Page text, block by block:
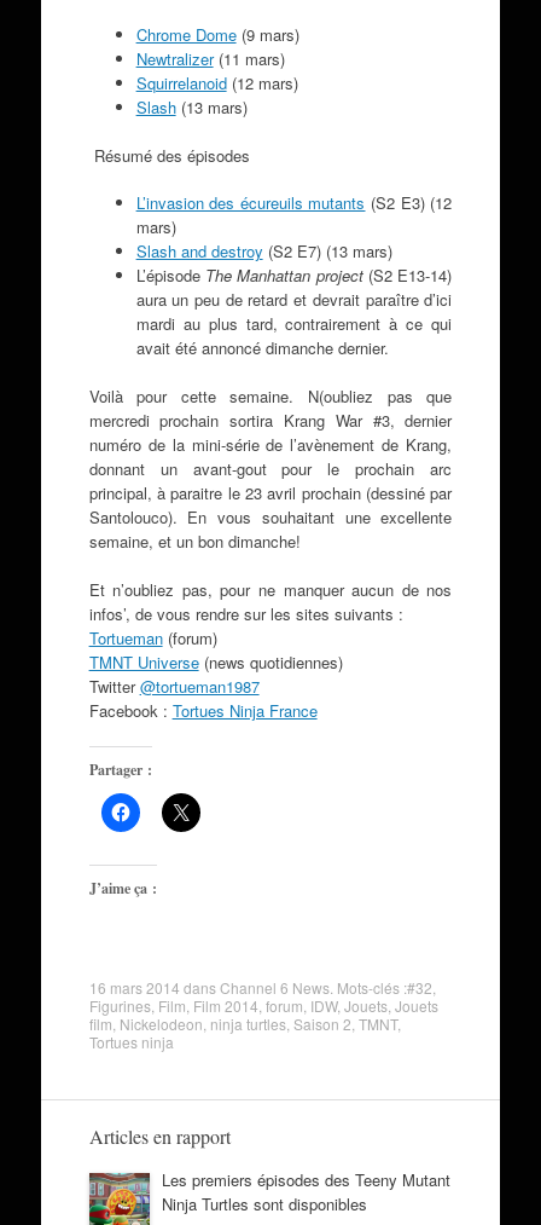
Chrome Dome(9 mars)
Newtralizer(11 mars)
Squirrelanoid(12 mars)
Slash(13 mars)
Résumé des épisodes
L’invasion des écureuils mutants (S2 E3) (12
mars)
Slash and destroy (S2 E7) (13 mars)
L’épisode The Manhattan project(S2 E13-14)
aura un peu de retard et devrait paraître d’ici
mardi au plus tard, contrairement à ce qui
avait été annoncé dimanche dernier.
Voilà pour cette semaine. N(oubliez pas que
mercredi prochain sortira Krang War #3, dernier
numéro de la mini-série de l’avènement de Krang,
donnant un avant-gout pour le prochain arc
principal, à paraitre le 23 avril prochain (dessiné par
Santolouco). En vous souhaitant une excellente
semaine, et un bon dimanche!
Et n’oubliez pas, pour ne manquer aucun de nos
infos’, de vous rendre sur les sites suivants :
Tortueman(forum)
TMNT Universe(news quotidiennes)
Twitter@tortueman1987
Facebook : Tortues Ninja France
Partager :
J’aime ça :
16 mars 2014 dansChannel 6 News. Mots-clés :#32
Figurines, Film Film 2014 forum IDW, Jouets, Jouets
film Nickelodeon ninja turtles, Saison 2 TMNT,
Tortues ninja
Articles en rapport
Les premiers épisodes des Teeny Mutant
Ninja Turtles sont disponibles